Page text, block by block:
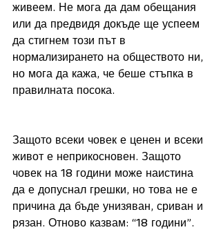
живеем. Не мога да дам обещания
или да предвидя докъде ще успеем
да стигнем този път в
нормализирането на обществото ни,
но мога да кажа, че беше стъпка в
правилната посока.
Защото всеки човек е ценен и всеки
живот е неприкосновен. Защото
човек на 18 години може наистина
да е допуснал грешки, но това не е
причина да бъде унизяван, сриван и
рязан. Отново казвам: “18 години”.